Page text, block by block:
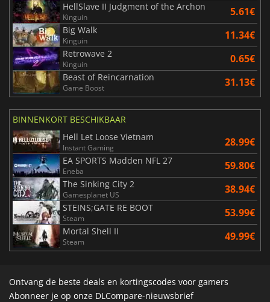
HellSlave II Judgment of the Archon
Kinguin 5.61€
Big Walk
Kinguin 11.34€
Retrowave 2
Kinguin 0.65€
Beast of Reincarnation
Game Boost 31.13€
BINNENKORT BESCHIKBAAR
Hell Let Loose Vietnam
Instant Gaming 28.99€
EA SPORTS Madden NFL 27
Eneba 59.80€
The Sinking City 2
Gamesplanet US 38.94€
STEINS;GATE RE BOOT
Steam 53.99€
Mortal Shell II
Steam 49.99€
Ontvang de beste deals en kortingscodes voor gamers
Abonneer je op onze DLCompare-nieuwsbrief